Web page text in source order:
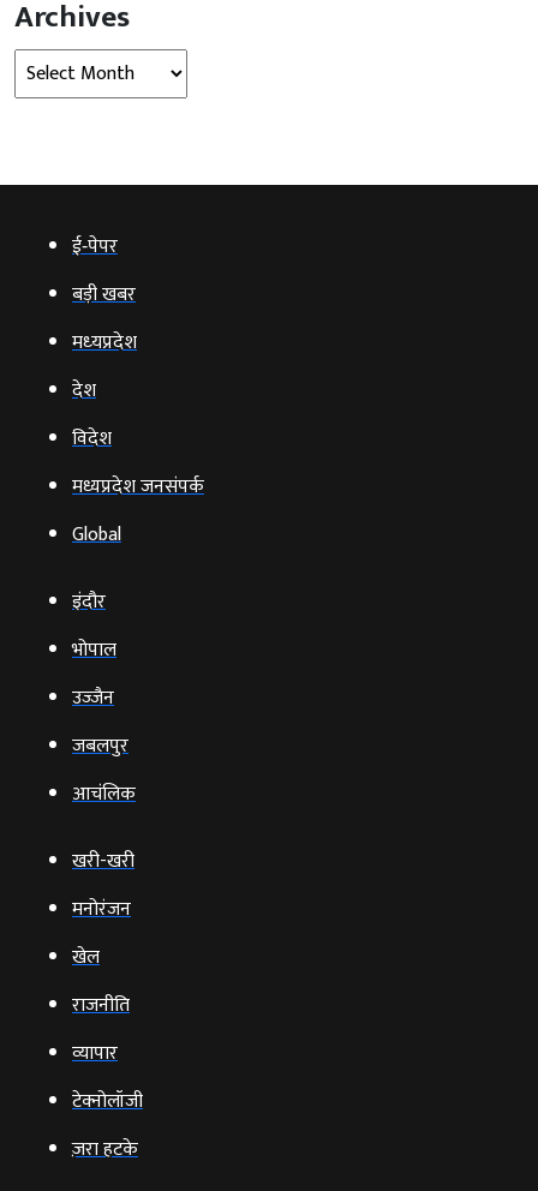
Archives
Archives
ई‑पेपर
बड़ी खबर
मध्‍यप्रदेश
देश
विदेश
मध्यप्रदेश जनसंपर्क
Global
इंदौर
भोपाल
उज्‍जैन
जबलपुर
आचंलिक
खरी-खरी
मनोरंजन
खेल
राजनीति
व्‍यापार
टेक्‍नोलॉजी
ज़रा हटके